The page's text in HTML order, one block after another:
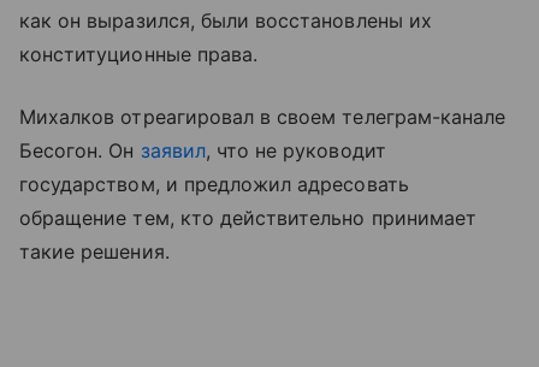
как он выразился, были восстановлены их
конституционные права.
Михалков отреагировал в своем телеграм-канале
Бесогон. Он заявил, что не руководит
государством, и предложил адресовать
обращение тем, кто действительно принимает
такие решения.